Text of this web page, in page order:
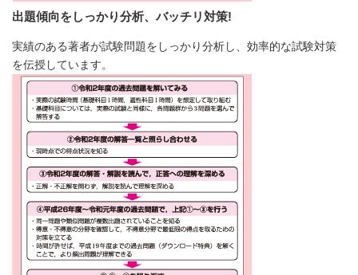
出題傾向をしっかり分析、バッチリ対策!
実績のある著者が試験問題をしっかり分析し、効率的な試験対策
を伝授しています。